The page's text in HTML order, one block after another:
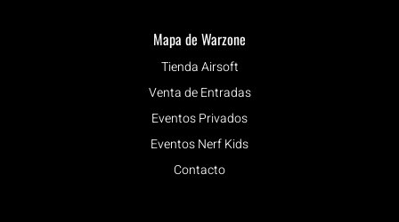
Mapa de Warzone
Tienda Airsoft
Venta de Entradas
Eventos Privados
Eventos Nerf Kids
Contacto